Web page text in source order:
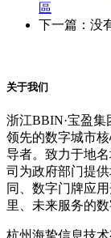
區
下一篇：没
关于我们
浙江BBIN·宝盈集
领先的数字城市
导者。致力于地
司为政府部门提
同、数字门牌应
里、未来服务的数
杭州海挚信息技